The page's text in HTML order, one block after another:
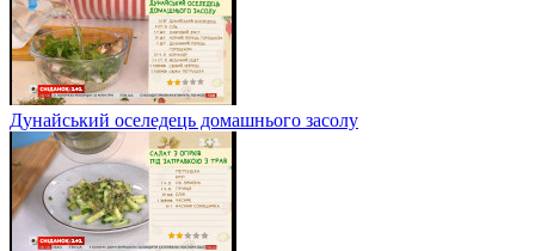
Дунайський оселедець домашнього засолу